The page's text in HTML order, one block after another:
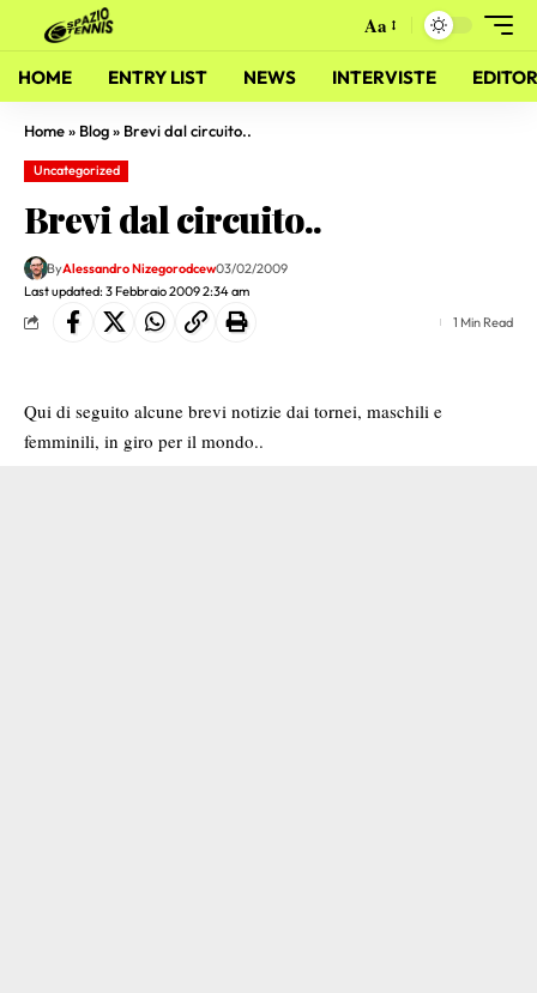
Aa
HOME ENTRY LIST NEWS INTERVISTE
Home» Blog» Brevi dal circuito..
Uncategorized
Brevi dal circuito..
Last updated: 3 Febbraio 2009 2:34 am
ByAlessandro Nizegorodcew03/02/2009
1 Min Read
Qui di seguito alcune brevi notizie dai tornei, maschili e
femminili, in giro per il mondo..